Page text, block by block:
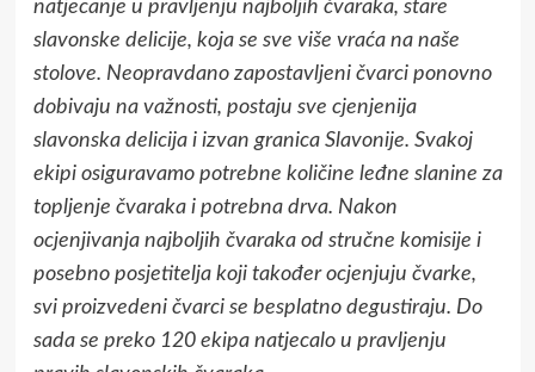
natjecanje u pravljenju najboljih čvaraka, stare
slavonske delicije, koja se sve više vraća na naše
stolove. Neopravdano zapostavljeni čvarci ponovno
dobivaju na važnosti, postaju sve cjenjenija
slavonska delicija i izvan granica Slavonije. Svakoj
ekipi osiguravamo potrebne količine leđne slanine za
topljenje čvaraka i potrebna drva. Nakon
ocjenjivanja najboljih čvaraka od stručne komisije i
posebno posjetitelja koji također ocjenjuju čvarke,
svi proizvedeni čvarci se besplatno degustiraju. Do
sada se preko 120 ekipa natjecalo u pravljenju